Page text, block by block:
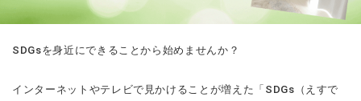
SDGsを身近にできることから始めませんか？
インターネットやテレビで見かけることが増えた「SDGs（えすで